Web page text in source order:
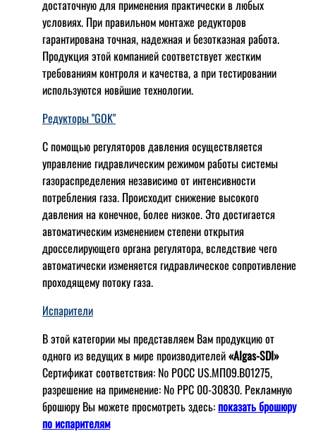
достаточную для применения практически в любых
условиях. При правильном монтаже редукторов
гарантирована точная, надежная и безотказная работа.
Продукция этой компанией соответствует жестким
требованиям контроля и качества, а при тестировании
используются новйшие технологии.
Редукторы "GOK"
С помощью регуляторов давления осуществляется
управление гидравлическим режимом работы системы
газораспределения независимо от интенсивности
потребления газа. Происходит снижение высокого
давления на конечное, более низкое. Это достигается
автоматическим изменением степени открытия
дросселирующего органа регулятора, вследствие чего
автоматически изменяется гидравлическое сопротивление
проходящему потоку газа.
Испарители
В этой категории мы представляем Вам продукцию от
одного из ведущих в мире производителей«Algas-SDI»
Сертификат соответствия: № РОСС US.МП09.В01275,
разрешение на применение: № РРС 00-30830. Рекламную
брошюру Вы можете просмотреть здесь:показать брошюру
по испарителям